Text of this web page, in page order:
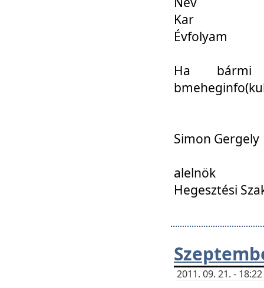
Kar
Évfolyam
Ha
Simon Gergely
alelnök
Hegesztési
2011. 09. 21. -